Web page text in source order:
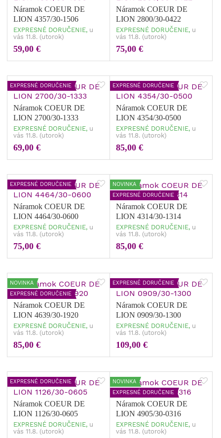
Náramok COEUR DE
LION 4357/30-1506
EXPRESNÉ DORUČENIE, u
vás 11.8. (utorok)
59,00 €
Náramok COEUR DE
LION 2800/30-0422
EXPRESNÉ DORUČENIE, u
vás 11.8. (utorok)
75,00 €
EXPRESNÉ DORUČENIE
Náramok COEUR DE
LION 2700/30-1333
EXPRESNÉ DORUČENIE, u
vás 11.8. (utorok)
69,00 €
EXPRESNÉ DORUČENIE
Náramok COEUR DE
LION 4354/30-0500
EXPRESNÉ DORUČENIE, u
vás 11.8. (utorok)
85,00 €
EXPRESNÉ DORUČENIE
Náramok COEUR DE
LION 4464/30-0600
EXPRESNÉ DORUČENIE, u
vás 11.8. (utorok)
75,00 €
NOVINKA
EXPRESNÉ DORUČENIE
Náramok COEUR DE
LION 4314/30-1314
EXPRESNÉ DORUČENIE, u
vás 11.8. (utorok)
85,00 €
NOVINKA
EXPRESNÉ DORUČENIE
Náramok COEUR DE
LION 4639/30-1920
EXPRESNÉ DORUČENIE, u
vás 11.8. (utorok)
85,00 €
EXPRESNÉ DORUČENIE
Náramok COEUR DE
LION 0909/30-1300
EXPRESNÉ DORUČENIE, u
vás 11.8. (utorok)
109,00 €
EXPRESNÉ DORUČENIE
Náramok COEUR DE
LION 1126/30-0605
EXPRESNÉ DORUČENIE, u
vás 11.8. (utorok)
NOVINKA
EXPRESNÉ DORUČENIE
Náramok COEUR DE
LION 4905/30-0316
EXPRESNÉ DORUČENIE, u
vás 11.8. (utorok)